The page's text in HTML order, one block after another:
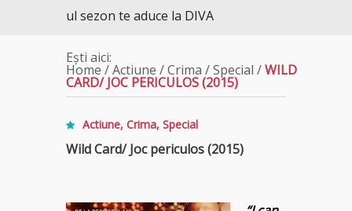
ultimul sezon te aduce la DIVA
Ești aici:
Home /Actiune /Crima /Special /WILD
CARD/ JOC PERICULOS (2015)
Actiune, Crima, Special
Wild Card/ Joc periculos (2015)